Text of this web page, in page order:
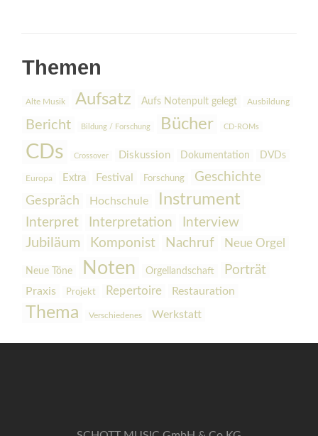
Themen
Alte Musik Aufsatz Aufs Notenpult gelegt Ausbildung
Bericht Bildung / Forschung Bücher CD-ROMs
CDs Crossover Diskussion Dokumentation DVDs
Europa Extra Festival Forschung Geschichte
Gespräch Hochschule Instrument
Interpret Interpretation
Interview
Jubiläum
Komponist Nachruf Neue Orgel
Neue Töne Noten Orgellandschaft Porträt
Praxis Projekt Repertoire Restauration
Thema Verschiedenes Werkstatt